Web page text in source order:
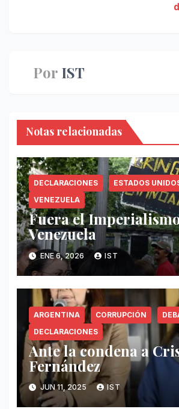
Por IST
Notas relacionadas
DECLARACIONES ESTADOS
VENEZUELA
Fuera el
Venezuela
ENE 6, 2026 IST
ARGENTINA CORRUPCIÓN
DECLARACIONES
Ante la condena a
Fernández
JUN 11, 2025 IST